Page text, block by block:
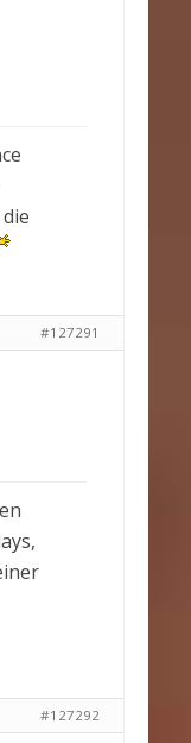
#127291
#127292